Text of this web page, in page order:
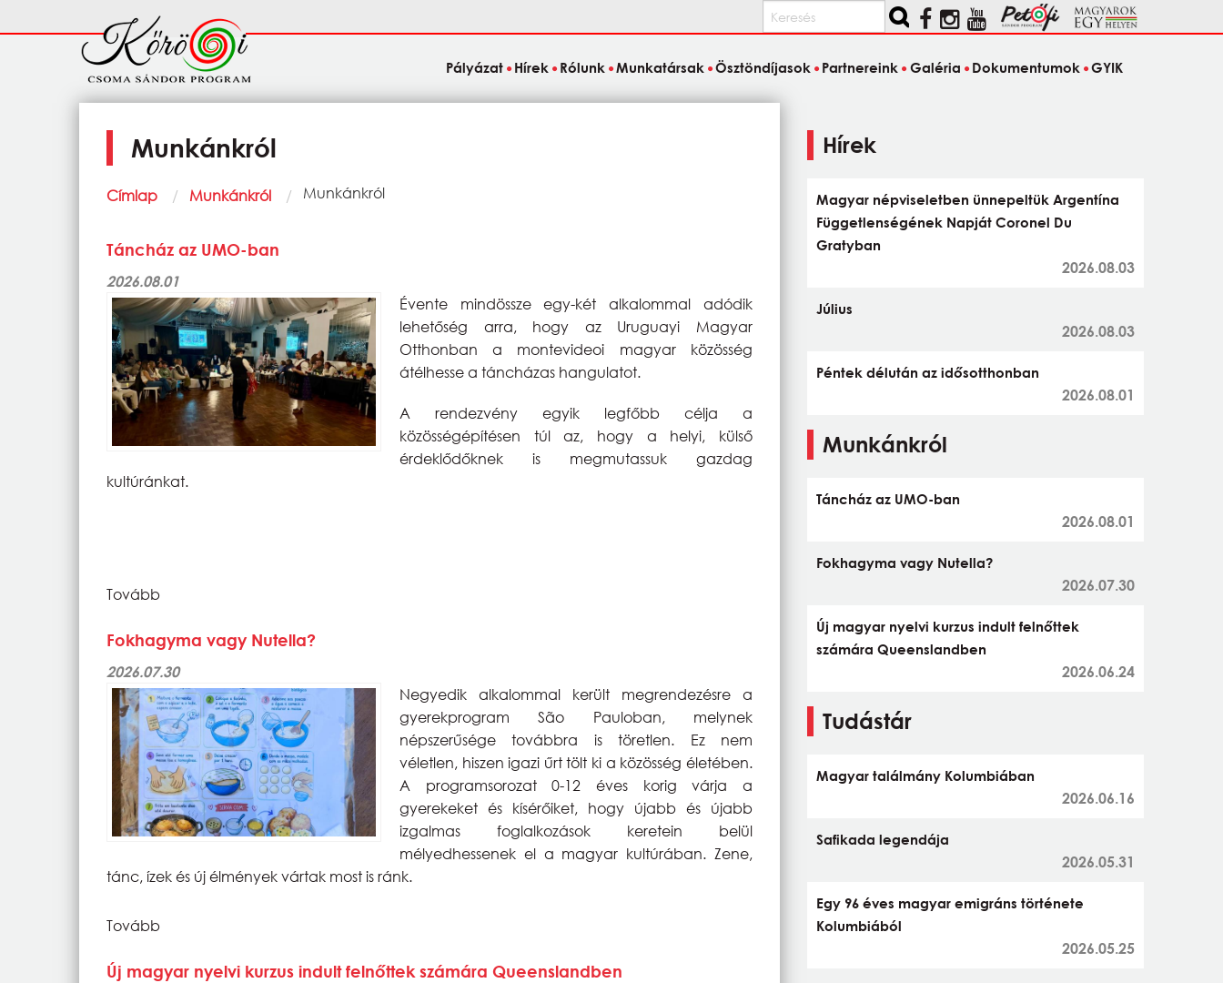
Keresés
Fő
navigáció
Pályázat Hírek Rólunk Munkatársak Ösztöndíjasok Partnereink Galéria Dokumentumok GYIK
Munkánkról
Morzsa
Címlap Munkánkról Current:
Munkánkról
Táncház az UMO-ban
2026.08.01
Évente mindössze egy-két alkalommal adódik
lehetőség arra, hogy az Uruguayi Magyar
Otthonban a montevideoi magyar közösség
átélhesse a táncházas hangulatot.
A rendezvény egyik legfőbb célja a
közösségépítésen túl az, hogy a helyi, külső
érdeklődőknek is megmutassuk gazdag
kultúránkat.
Tovább
Fokhagyma vagy Nutella?
2026.07.30
Negyedik alkalommal került megrendezésre a
gyerekprogram São Pauloban, melynek
népszerűsége továbbra is töretlen. Ez nem
véletlen, hiszen igazi űrt tölt ki a közösség életében.
A programsorozat 0-12 éves korig várja a
gyerekeket és kísérőiket, hogy újabb és újabb
izgalmas foglalkozások keretein belül
mélyedhessenek el a magyar kultúrában. Zene,
tánc, ízek és új élmények vártak most is ránk.
Tovább
Új magyar nyelvi kurzus indult felnőttek számára Queenslandben
Hírek
Magyar népviseletben ünnepeltük Argentína
Függetlenségének Napját Coronel Du
Gratyban
2026.08.03
Július
2026.08.03
Péntek délután az idősotthonban
2026.08.01
Munkánkról
Táncház az UMO-ban
2026.08.01
Fokhagyma vagy Nutella?
2026.07.30
Új magyar nyelvi kurzus indult felnőttek
számára Queenslandben
2026.06.24
Tudástár
Magyar találmány Kolumbiában
2026.06.16
Safikada legendája
2026.05.31
Egy 96 éves magyar emigráns története
Kolumbiából
2026.05.25